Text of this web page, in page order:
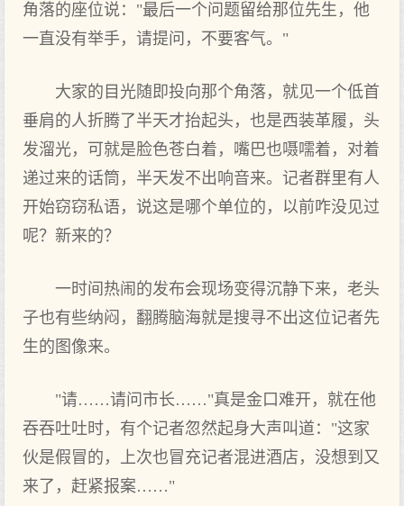
角落的座位说："最后一个问题留给那位先生，他
一直没有举手，请提问，不要客气。"
大家的目光随即投向那个角落，就见一个低首
垂肩的人折腾了半天才抬起头，也是西装革履，头
发溜光，可就是脸色苍白着，嘴巴也嗫嚅着，对着
递过来的话筒，半天发不出响音来。记者群里有人
开始窃窃私语，说这是哪个单位的，以前咋没见过
呢？新来的？
一时间热闹的发布会现场变得沉静下来，老头
子也有些纳闷，翻腾脑海就是搜寻不出这位记者先
生的图像来。
"请……请问市长……"真是金口难开，就在他
吞吞吐吐时，有个记者忽然起身大声叫道："这家
伙是假冒的，上次也冒充记者混进酒店，没想到又
来了，赶紧报案……"